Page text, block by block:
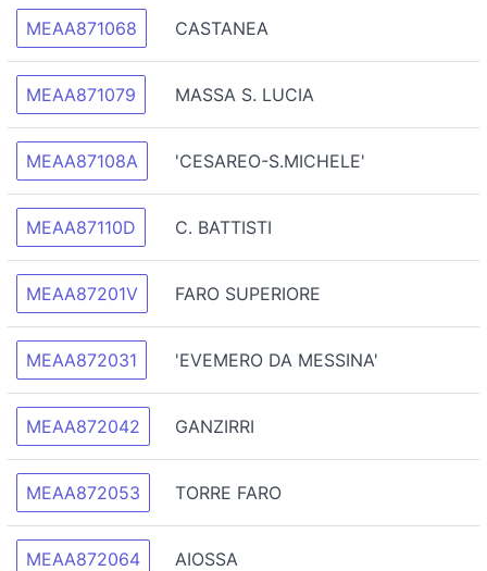
MEAA871068 CASTANEA
MEAA871079 MASSA S. LUCIA
MEAA87108A 'CESAREO-S.MICHELE'
MEAA87110D C. BATTISTI
MEAA87201V FARO SUPERIORE
MEAA872031 'EVEMERO DA MESSINA'
MEAA872042 GANZIRRI
MEAA872053 TORRE FARO
MEAA872064 AIOSSA